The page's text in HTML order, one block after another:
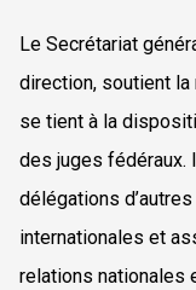
Le Secrétariat
direction, soutient
se tient à la
des juges fédéraux.
délégations
internationales et
relations nationales